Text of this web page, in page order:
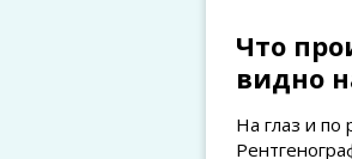
Что
видно
На глаз и